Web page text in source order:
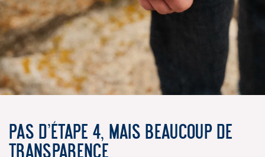
Pas d’étape 4, mais beaucoup de
transparence